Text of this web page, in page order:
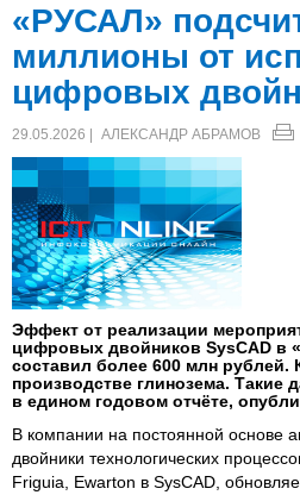
«РУСАЛ»
миллионы от
цифровых
29.05.2026 | АЛЕКСАНДР АБРАМОВ
Эффект от реализации
цифровых двойников SysCAD в
составил более 600 млн рублей.
производстве глинозема. Такие
в едином годовом отчёте,
В компании на постоянной основе
двойники технологических
Friguia, Ewarton в SysCAD,